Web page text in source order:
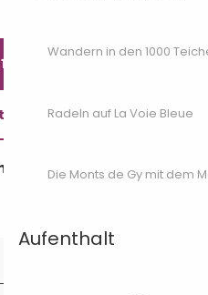
Wandern in den 1000
Radeln auf La Voie Bleue
Die Monts de Gy mit dem
Aufenthalt
82 18
Sie uns